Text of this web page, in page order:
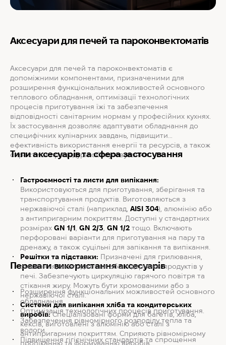
Аксесуари для печей та пароконвектоматів
Аксесуари для печей та пароконвектоматів є
допоміжними компонентами, призначеними для
розширення функціональних можливостей основного
теплового обладнання, оптимізації технологічних
процесів приготування їжі та забезпечення
відповідності санітарним нормам у професійних кухнях.
Їх застосування дозволяє адаптувати обладнання до
специфічних кулінарних завдань, підвищити
ефективність використання енергії та ресурсів, а також
спростити процедури обслуговування.
Типи аксесуарів та сфера застосування
Гастроємності та листи для випікання:
Використовуються для приготування, зберігання та
транспортування продуктів. Виготовляються з
нержавіючої сталі (наприклад, AISI 304), алюмінію або
з антипригарним покриттям. Доступні у стандартних
розмірах GN 1/1, GN 2/3, GN 1/2 тощо. Включають
перфоровані варіанти для приготування на пару та
дренажу, а також суцільні для запікання та випікання.
Решітки та підставки: Призначені для грилювання,
смаження, охолодження або підтримки продуктів у
печі. Забезпечують циркуляцію гарячого повітря та
стікання жиру. Можуть бути хромованими або з
нержавіючої сталі.
Системи для випікання хліба та кондитерських
виробів:Спеціалізовані форми для багетів, хліба,
кексів, виготовлені з алюмінію або сталі з
антипригарним покриттям. Сприяють рівномірному
пропіканню та формуванню виробів.
Переваги використання аксесуарів
Розширення функціональних можливостей основного
обладнання.
Оптимізація технологічних процесів приготування.
Забезпечення рівномірного розподілу тепла та
вологи.
Підвищення гігієнічних стандартів та спрощення